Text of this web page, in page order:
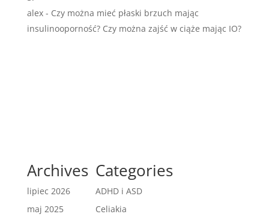
alex- Czy można mieć płaski brzuch mając
insulinooporność? Czy można zajść w ciąże mając IO?
Archives
lipiec 2026
maj 2025
Categories
ADHD i ASD
Celiakia